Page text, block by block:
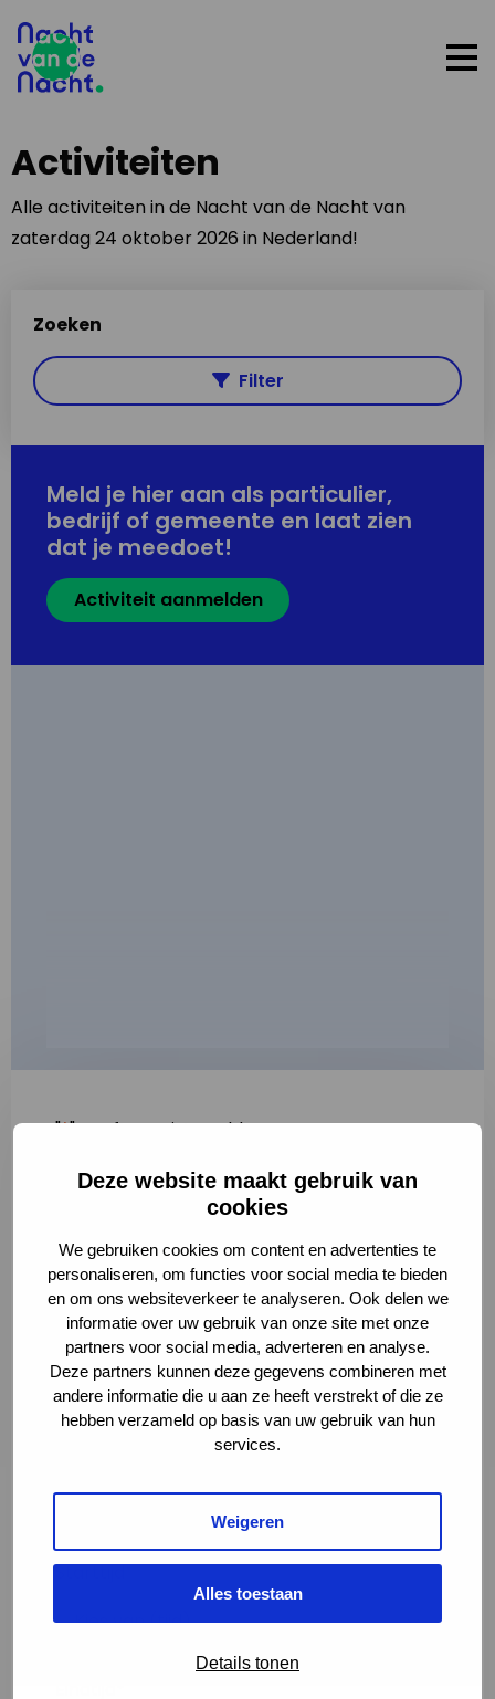
Deze website maakt gebruik van
cookies
We gebruiken cookies om content en advertenties te
personaliseren, om functies voor social media te bieden
en om ons websiteverkeer te analyseren. Ook delen we
informatie over uw gebruik van onze site met onze
partners voor social media, adverteren en analyse.
Deze partners kunnen deze gegevens combineren met
andere informatie die u aan ze heeft verstrekt of die ze
hebben verzameld op basis van uw gebruik van hun
services.
Weigeren
Alles toestaan
Details tonen
Activiteiten
Alle activiteiten in de Nacht van de Nacht van
zaterdag 24 oktober 2026 in Nederland!
Zoeken
Filter
Meld je hier aan als particulier,
bedrijf of gemeente en laat zien
dat je meedoet!
Activiteit aanmelden
"*" geeft vereiste velden aan
2
Volledige omschrijving*
Starttijd*